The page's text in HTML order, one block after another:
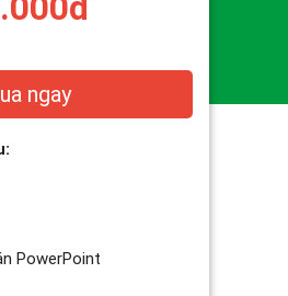
ngay
PowerPoint